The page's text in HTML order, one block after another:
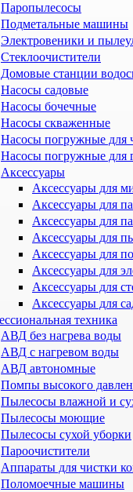
Паропылесосы
Подметальные машины
Электровеники и
Стеклоочистители
Домовые станции
Насосы садовые
Насосы бочечные
Насосы скваженные
Насосы погружные для
Насосы погружные для
Аксессуары
Аксессуары для
Аксессуары для
Аксессуары для
Аксессуары для
Аксессуары для
Аксессуары для
Аксессуары для
Аксессуары для
техника
АВД без нагрева воды
АВД с нагревом воды
АВД автономные
Помпы высокого
Пылесосы влажной и
Пылесосы моющие
Пылесосы сухой уборки
Пароочистители
Аппараты для чистки
Поломоечные машины